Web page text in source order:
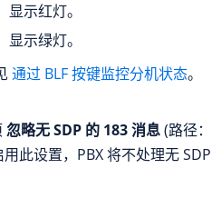
示红灯。
示绿灯。
通过 BLF 按键监控分机状态。
忽略无 SDP 的 183 消息(路径：
此设置，PBX 将不处理无